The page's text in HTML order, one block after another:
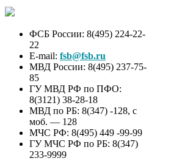
ФСБ России: 8(495) 224-22-
22
E-mail: fsb@fsb.ru
МВД России: 8(495) 237-75-
85
ГУ МВД РФ по ПФО:
8(3121) 38-28-18
МВД по РБ: 8(347) -128, с
моб. — 128
МЧС РФ: 8(495) 449 -99-99
ГУ МЧС РФ по РБ: 8(347)
233-9999